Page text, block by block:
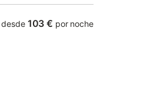
desde 103 € por noche